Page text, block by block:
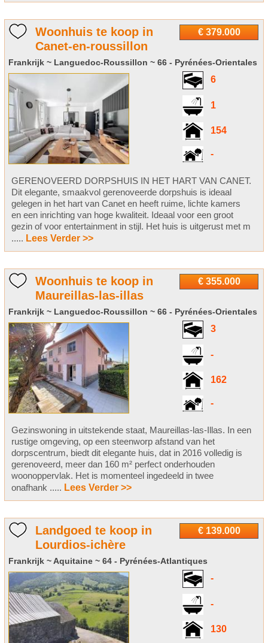
€ 379.000
Woonhuis te koop in
Canet-en-roussillon
Frankrijk ~ Languedoc-Roussillon ~ 66 - Pyrénées-Orientales
6
1
154
-
GERENOVEERD DORPSHUIS IN HET HART VAN CANET.
Dit elegante, smaakvol gerenoveerde dorpshuis is ideaal
gelegen in het hart van Canet en heeft ruime, lichte kamers
en een inrichting van hoge kwaliteit. Ideaal voor een groot
gezin of voor entertainment in stijl. Het huis is uitgerust met m
..... Lees Verder >>
€ 355.000
Woonhuis te koop in
Maureillas-las-illas
Frankrijk ~ Languedoc-Roussillon ~ 66 - Pyrénées-Orientales
3
-
162
-
Gezinswoning in uitstekende staat, Maureillas-las-Illas. In een
rustige omgeving, op een steenworp afstand van het
dorpscentrum, biedt dit elegante huis, dat in 2016 volledig is
gerenoveerd, meer dan 160 m² perfect onderhouden
woonoppervlak. Het is momenteel ingedeeld in twee
onafhank ..... Lees Verder >>
€ 139.000
Landgoed te koop in
Lourdios-ichère
Frankrijk ~ Aquitaine ~ 64 - Pyrénées-Atlantiques
-
-
130